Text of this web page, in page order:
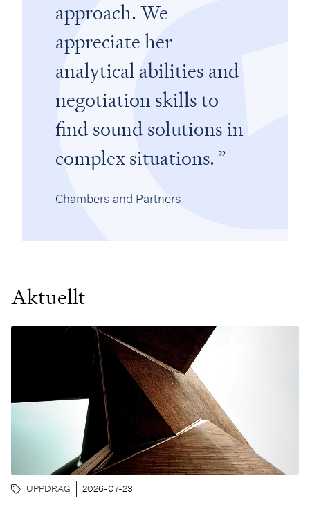
approach. We
appreciate her
analytical abilities and
negotiation skills to
find sound solutions in
complex situations.
Chambers and Partners
Aktuellt
UPPDRAG 2026-07-23